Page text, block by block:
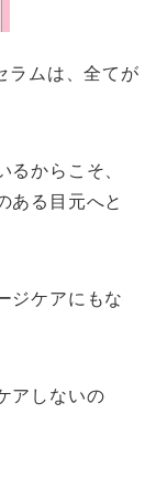
ラムは、全てが
るからこそ、
ある目元へと
ジケアにもな
アしないの